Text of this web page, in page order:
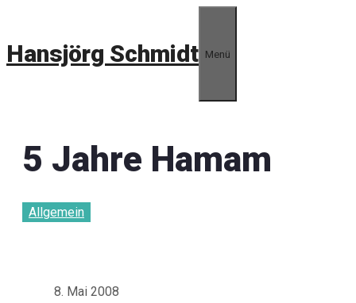
springen
Hansjörg Schmidt Menü
5 Jahre Hamam
Allgemein
8. Mai 2008